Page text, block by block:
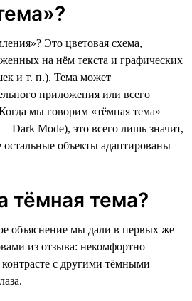
Это цветовая схема,
на нём текста и графических
и т. п.). Тема может
приложения или всего
мы говорим «тёмная тема»
Dark Mode), это всего лишь значит,
объекты адаптированы
тёмная тема?
объяснение мы дали в первых же
из отзыва: некомфортно
контрасте с другими тёмными